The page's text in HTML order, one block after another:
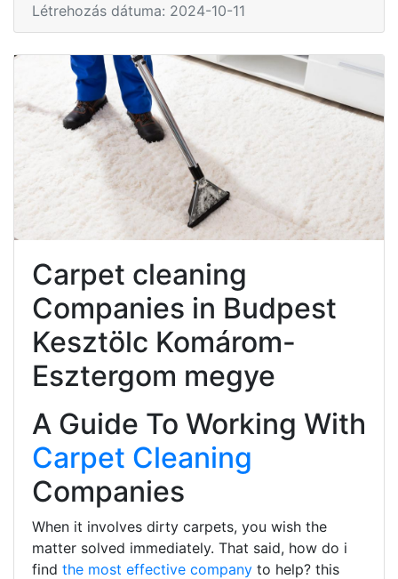
Létrehozás dátuma: 2024-10-11
Carpet cleaning
Companies in Budpest
Kesztölc Komárom-
Esztergom megye
A Guide To Working With
Carpet Cleaning
Companies
When it involves dirty carpets, you wish the
matter solved immediately. That said, how do i
find the most effective company to help? this